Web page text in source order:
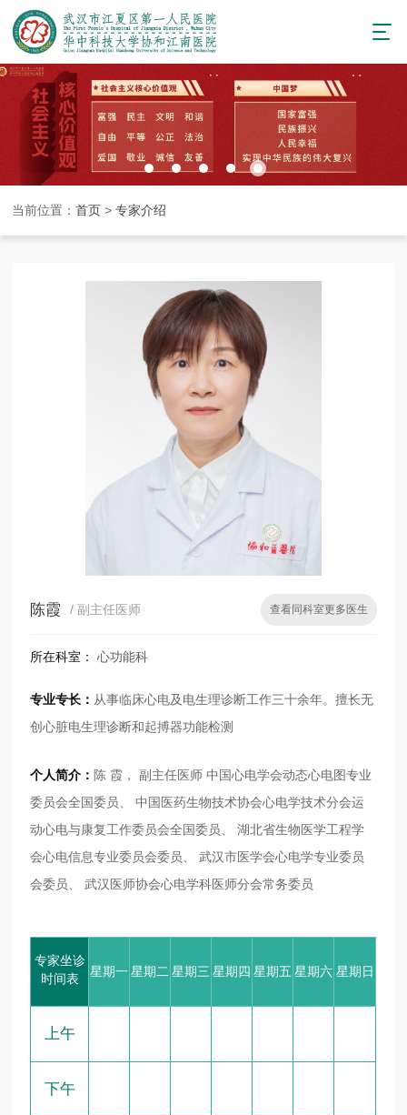
当前位置：首页 >专家介绍
查看同科室更多医生
陈霞 / 副主任医师
所在科室：心功能科
专业专长： 从事临床心电及电生理诊断工作三十余年。擅长无
创心脏电生理诊断和起搏器功能检测
个人简介： 陈 霞， 副主任医师 中国心电学会动态心电图专业
委员会全国委员、 中国医药生物技术协会心电学技术分会运
动心电与康复工作委员会全国委员、 湖北省生物医学工程学
会心电信息专业委员会委员、 武汉市医学会心电学专业委员
会委员、 武汉医师协会心电学科医师分会常务委员
专家坐诊
时间表
星期一 星期二 星期三 星期四 星期五 星期六 星期日
上午
下午